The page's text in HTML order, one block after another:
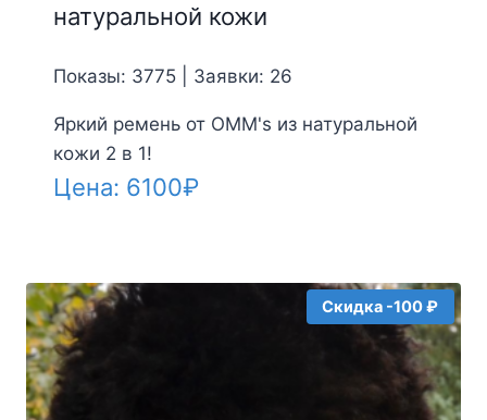
натуральной кожи
Показы: 3775 | Заявки: 26
Яркий ремень от OMM's из натуральной
кожи 2 в 1!
Цена: 6100₽
Скидка -100 ₽